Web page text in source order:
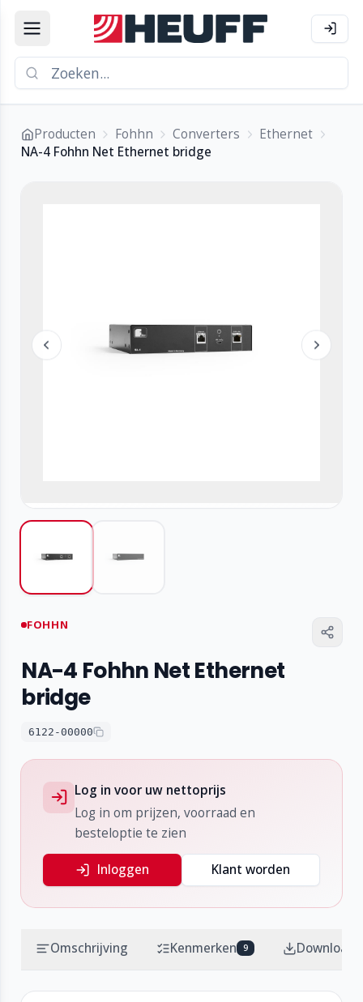
Producten Fohhn Converters
Ethernet
NA-4 Fohhn Net Ethernet bridge
FOHHN
NA-4 Fohhn Net Ethernet
bridge
6122-00000
Log in voor uw nettoprijs
Log in om prijzen, voorraad en
besteloptie te zien
Inloggen Klant worden
Omschrijving Kenmerken 9 Downloads